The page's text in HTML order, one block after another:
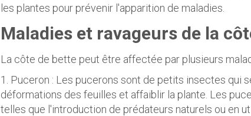
les plantes pour prévenir l'apparition de maladies.
Maladies et ravageurs de la
La côte de bette peut être affectée par plusieurs
1. Puceron : Les pucerons sont de petits insectes qui
déformations des feuilles et affaiblir la plante. Les
telles que l'introduction de prédateurs naturels ou en